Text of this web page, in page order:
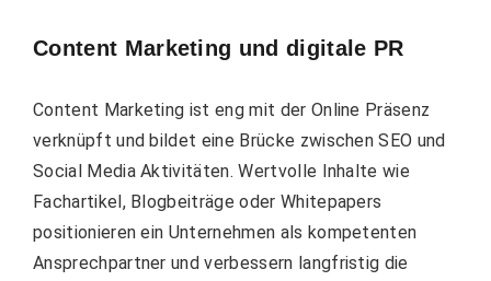
Content Marketing und digitale PR
Content Marketing ist eng mit der Online Präsenz
verknüpft und bildet eine Brücke zwischen SEO und
Social Media Aktivitäten. Wertvolle Inhalte wie
Fachartikel, Blogbeiträge oder Whitepapers
positionieren ein Unternehmen als kompetenten
Ansprechpartner und verbessern langfristig die